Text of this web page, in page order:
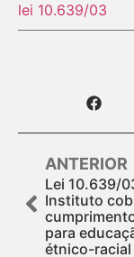
lei 10.639/03
ANTERIOR
Lei 10.639/
Instituto
para
étnico-racial